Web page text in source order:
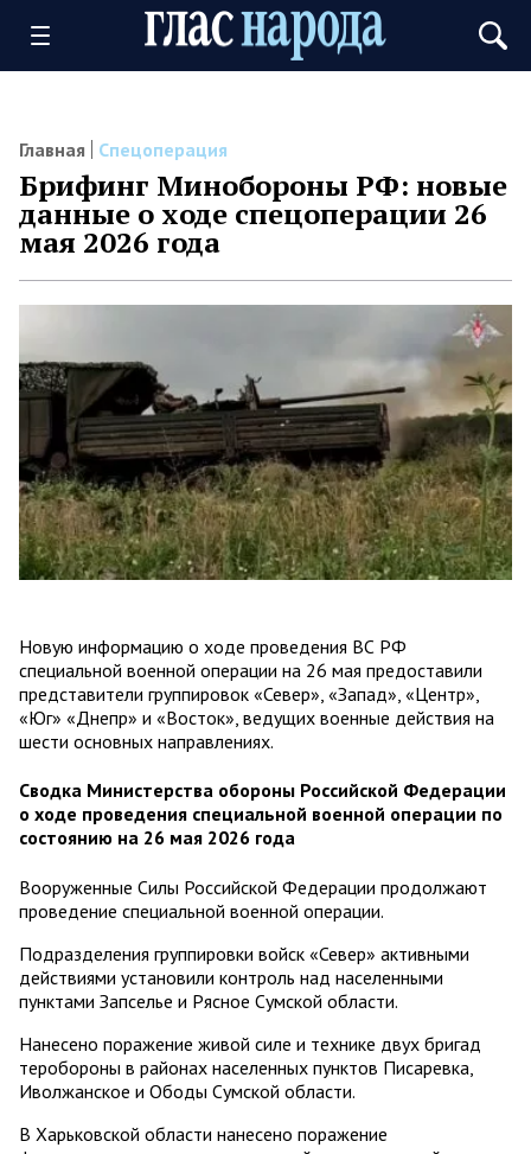
Главная Спецоперация
Брифинг Минобороны РФ: новые
данные о ходе спецоперации 26
мая 2026 года
Новую информацию о ходе проведения ВС РФ
специальной военной операции на 26 мая предоставили
представители группировок «Север», «Запад», «Центр»,
«Юг» «Днепр» и «Восток», ведущих военные действия на
шести основных направлениях.
Сводка Министерства обороны Российской Федерации
о ходе проведения специальной военной операции по
состоянию на 26 мая 2026 года
Вооруженные Силы Российской Федерации продолжают
проведение специальной военной операции.
Подразделения группировки войск «Север» активными
действиями установили контроль над населенными
пунктами Запселье и Рясное Сумской области.
Нанесено поражение живой силе и технике двух бригад
теробороны в районах населенных пунктов Писаревка,
Иволжанское и Ободы Сумской области.
В Харьковской области нанесено поражение